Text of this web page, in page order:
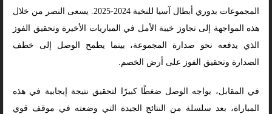
المجموعات بدوري أبطال آسيا للنخبة 2024-2025. يسعى النصر من خلال
هذه المواجهة إلى تجاوز خيبة الأمل في المباريات الأخيرة وتحقيق الفوز
الذي يدفعه نحو صدارة المجموعة، بينما يطمح الوصل إلى خطف
الصدارة وتحقيق الفوز على أرض الخصم.
في المقابل، يواجه الوصل ضغطًا كبيرًا لتحقيق نتيجة إيجابية في هذه
المباراة، بعد سلسلة من النتائج الجيدة التي وضعته في موقف قوي